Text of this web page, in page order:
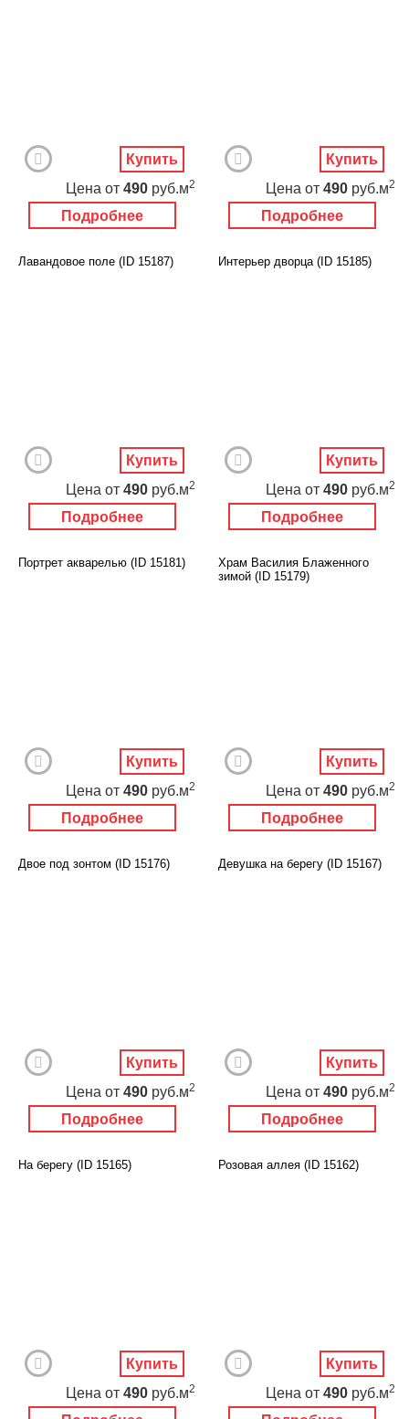
Подробнее
Цена от 490 руб.м2
Купить
Подробнее
Цена от 490 руб.м2
Купить
Лавандовое поле (ID 15187)
Подробнее
Цена от 490 руб.м2
Купить
Интерьер дворца (ID 15185)
Подробнее
Цена от 490 руб.м2
Купить
Портрет акварелью (ID 15181)
Подробнее
Цена от 490 руб.м2
Купить
Храм Василия Блаженного
зимой (ID 15179)
Подробнее
Цена от 490 руб.м2
Купить
Двое под зонтом (ID 15176)
Подробнее
Цена от 490 руб.м2
Купить
Девушка на берегу (ID 15167)
Подробнее
Цена от 490 руб.м2
Купить
На берегу (ID 15165)
Цена от 490 руб.м2
Купить
Розовая аллея (ID 15162)
Цена от 490 руб.м2
Купить